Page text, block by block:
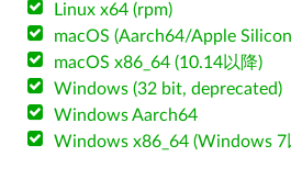
Linux x64 (rpm)
macOS (Aarch64/Apple
macOS x86_64 (10.14以降)
Windows (32 bit, deprecated)
Windows Aarch64
Windows x86_64 (Windows 7